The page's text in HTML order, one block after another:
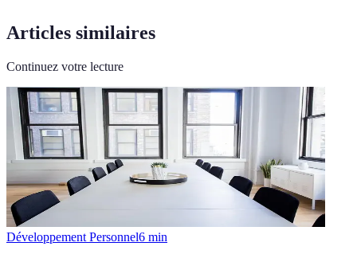
Articles similaires
Continuez votre lecture
Développement Personnel6 min